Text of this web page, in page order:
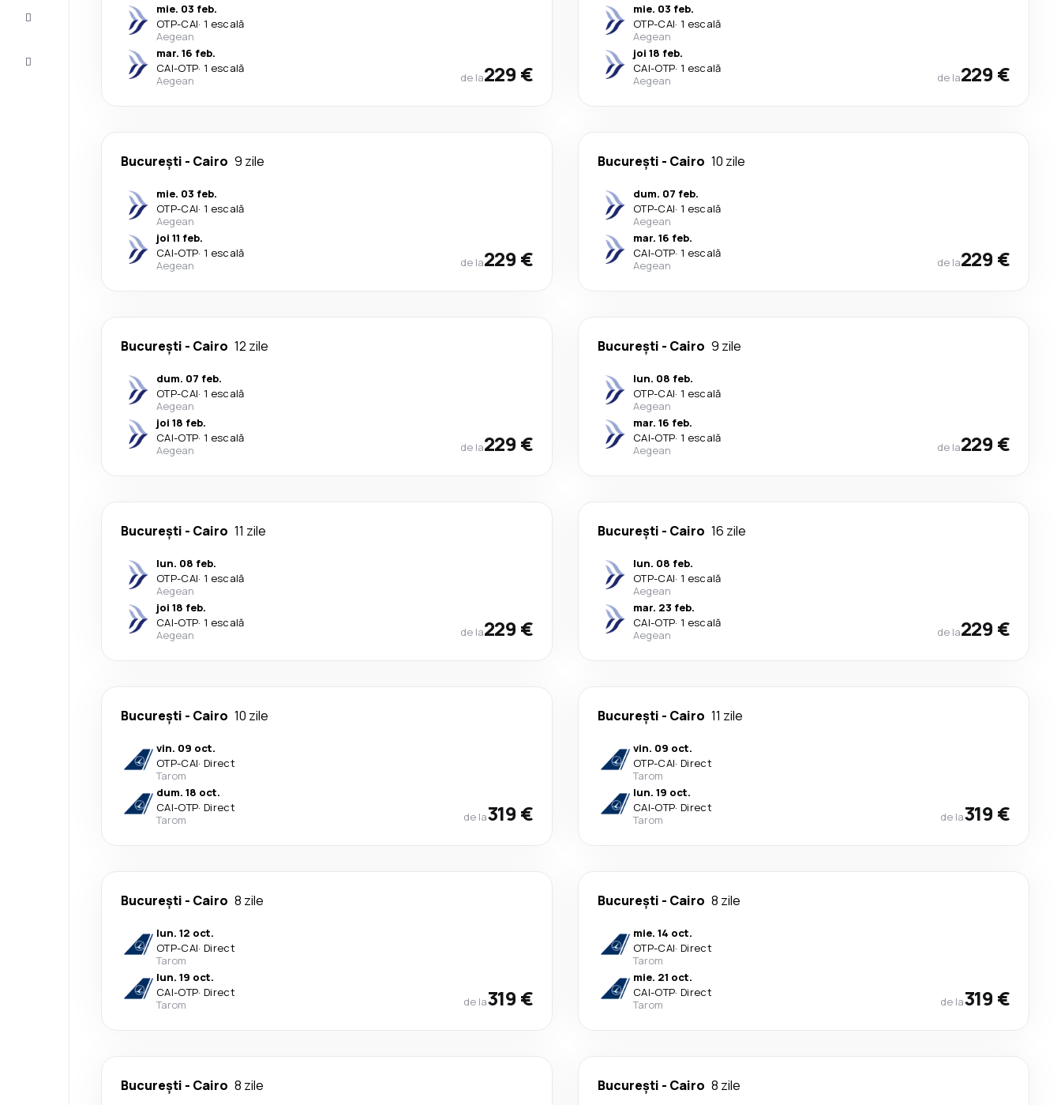
mie. 03 feb.
OTP-CAI· 1 escală
Aegean
mar. 16 feb.
CAI-OTP· 1 escală
Aegean
de la229 €
mie. 03 feb.
OTP-CAI· 1 escală
Aegean
joi 18 feb.
CAI-OTP· 1 escală
Aegean
de la229 €
București - Cairo 9 zile
mie. 03 feb.
OTP-CAI· 1 escală
Aegean
joi 11 feb.
CAI-OTP· 1 escală
Aegean
de la229 €
București - Cairo 10 zile
dum. 07 feb.
OTP-CAI· 1 escală
Aegean
mar. 16 feb.
CAI-OTP· 1 escală
Aegean
de la229 €
București - Cairo 12 zile
dum. 07 feb.
OTP-CAI· 1 escală
Aegean
joi 18 feb.
CAI-OTP· 1 escală
Aegean
de la229 €
București - Cairo 9 zile
lun. 08 feb.
OTP-CAI· 1 escală
Aegean
mar. 16 feb.
CAI-OTP· 1 escală
Aegean
de la229 €
București - Cairo 11 zile
lun. 08 feb.
OTP-CAI· 1 escală
Aegean
joi 18 feb.
CAI-OTP· 1 escală
Aegean
de la229 €
București - Cairo 16 zile
lun. 08 feb.
OTP-CAI· 1 escală
Aegean
mar. 23 feb.
CAI-OTP· 1 escală
Aegean
de la229 €
București - Cairo 10 zile
vin. 09 oct.
OTP-CAI· Direct
Tarom
dum. 18 oct.
CAI-OTP· Direct
Tarom
de la319 €
București - Cairo 11 zile
vin. 09 oct.
OTP-CAI· Direct
Tarom
lun. 19 oct.
CAI-OTP· Direct
Tarom
de la319 €
București - Cairo 8 zile
lun. 12 oct.
OTP-CAI· Direct
Tarom
lun. 19 oct.
CAI-OTP· Direct
Tarom
de la319 €
București - Cairo 8 zile
mie. 14 oct.
OTP-CAI· Direct
Tarom
mie. 21 oct.
CAI-OTP· Direct
Tarom
de la319 €
București - Cairo 8 zile București - Cairo 8 zile